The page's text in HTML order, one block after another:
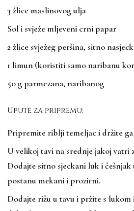
3 žlice maslinovog ulja
Sol i svježe mljeveni crni papar
2 žlice svježeg peršina, sitno
1 limun (koristiti samo naribanu
50 g parmezana, naribanog
Upute za pripremu:
Pripremite riblji temeljac i držite
U velikoj tavi na srednje jakoj vatri
Dodajte sitno sjeckani luk i
postanu mekani i prozirni.
Dodajte rižu u tavu i pržite s lukom